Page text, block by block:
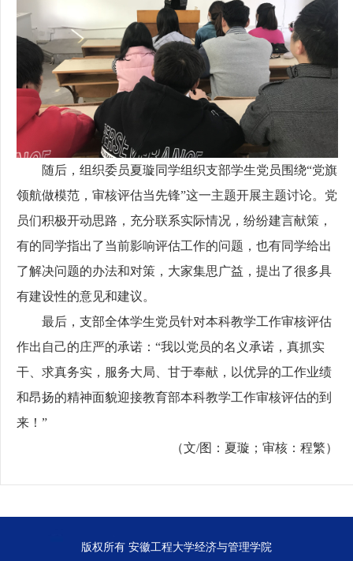
随后，组织委员夏璇同学组织支部学生党员围绕“党旗
领航做模范，审核评估当先锋”这一主题开展主题讨论。党
员们积极开动思路，充分联系实际情况，纷纷建言献策，
有的同学指出了当前影响评估工作的问题，也有同学给出
了解决问题的办法和对策，大家集思广益，提出了很多具
有建设性的意见和建议。
最后，支部全体学生党员针对本科教学工作审核评估
作出自己的庄严的承诺：“我以党员的名义承诺，真抓实
干、求真务实，服务大局、甘于奉献，以优异的工作业绩
和昂扬的精神面貌迎接教育部本科教学工作审核评估的到
来！”
（文/图：夏璇；审核：程繁）
版权所有 安徽工程大学经济与管理学院